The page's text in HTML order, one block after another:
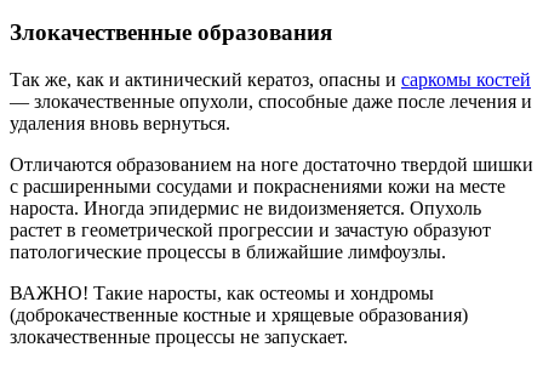
Злокачественные образования
Так же, как и актинический кератоз, опасны и саркомы костей
— злокачественные опухоли, способные даже после лечения и
удаления вновь вернуться.
Отличаются образованием на ноге достаточно твердой шишки
с расширенными сосудами и покраснениями кожи на месте
нароста. Иногда эпидермис не видоизменяется. Опухоль
растет в геометрической прогрессии и зачастую образуют
патологические процессы в ближайшие лимфоузлы.
ВАЖНО! Такие наросты, как остеомы и хондромы
(доброкачественные костные и хрящевые образования)
злокачественные процессы не запускает.